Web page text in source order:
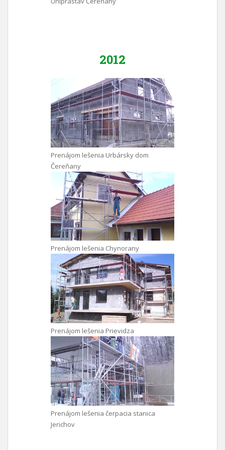
2012
Prenájom lešenia Urbársky dom
Čereňany
Prenájom lešenia Chynorany
Prenájom lešenia Prievidza
Prenájom lešenia čerpacia stanica
Jerichov